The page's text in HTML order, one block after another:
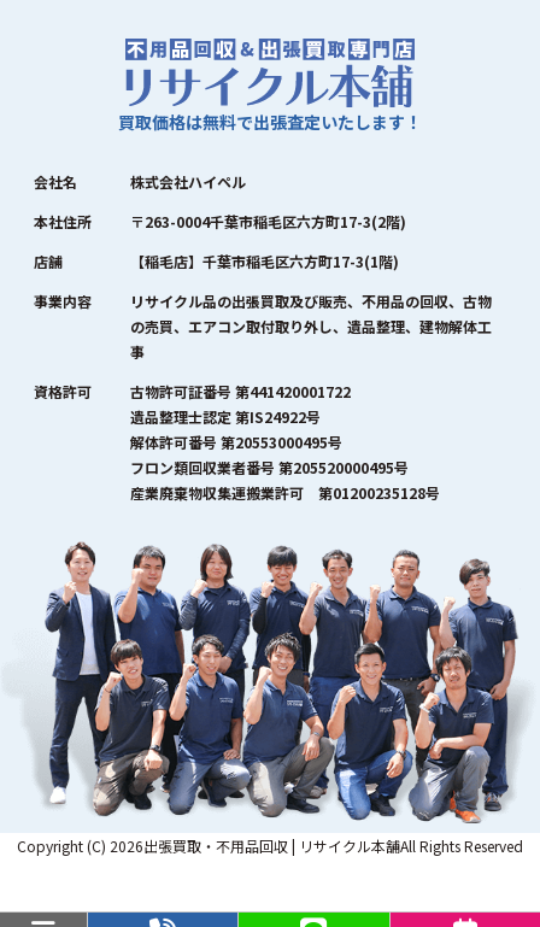
買取価格は無料で出張査定いたします！
会社名
株式会社ハイペル
本社住所
〒263-0004千葉市稲毛区六方町17-3(2階)
店舗
【稲毛店】千葉市稲毛区六方町17-3(1階)
事業内容
リサイクル品の出張買取及び販売、不用品の回収、古物
の売買、エアコン取付取り外し、遺品整理、建物解体工
事
資格許可
古物許可証番号 第441420001722
遺品整理士認定 第IS24922号
解体許可番号 第20553000495号
フロン類回収業者番号 第205520000495号
産業廃棄物収集運搬業許可 第01200235128号
Copyright (C) 2026出張買取・不用品回収 | リサイクル本舗All Rights Reserved